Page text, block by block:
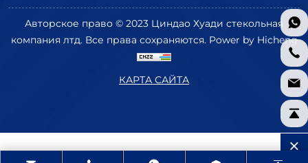
Авторское право © 2023 Циндао Хуади стекольная
компания лтд. Все права сохраняются. Power by Hicheng
КАРТА САЙТА